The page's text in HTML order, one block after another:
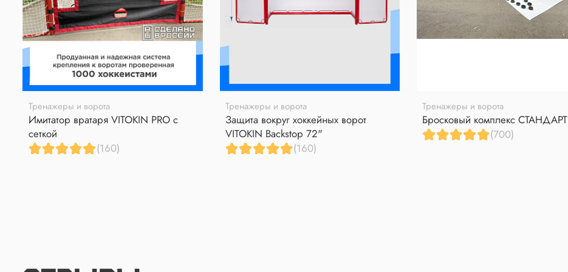
Тренажеры и ворота
Имитатор вратаря VITOKIN PRO с
сеткой
(160)
Тренажеры и ворота
Защита вокруг хоккейных ворот
VITOKIN Backstop 72"
(160)
Тренажеры и ворота
Бросковый комплекс СТАНДАРТ
(700)